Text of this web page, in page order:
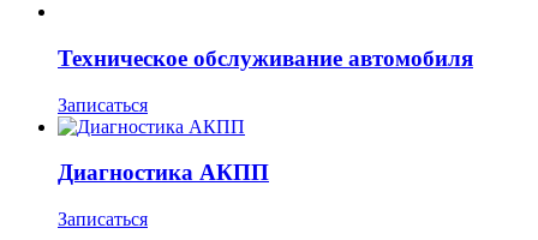
Техническое обслуживание автомобиля
Записаться
Диагностика АКПП
Записаться